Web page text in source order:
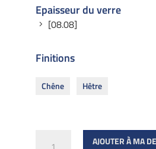
Epaisseur du verre
[08.08]
Finitions
Chêne Hêtre
AJOUTER À MA